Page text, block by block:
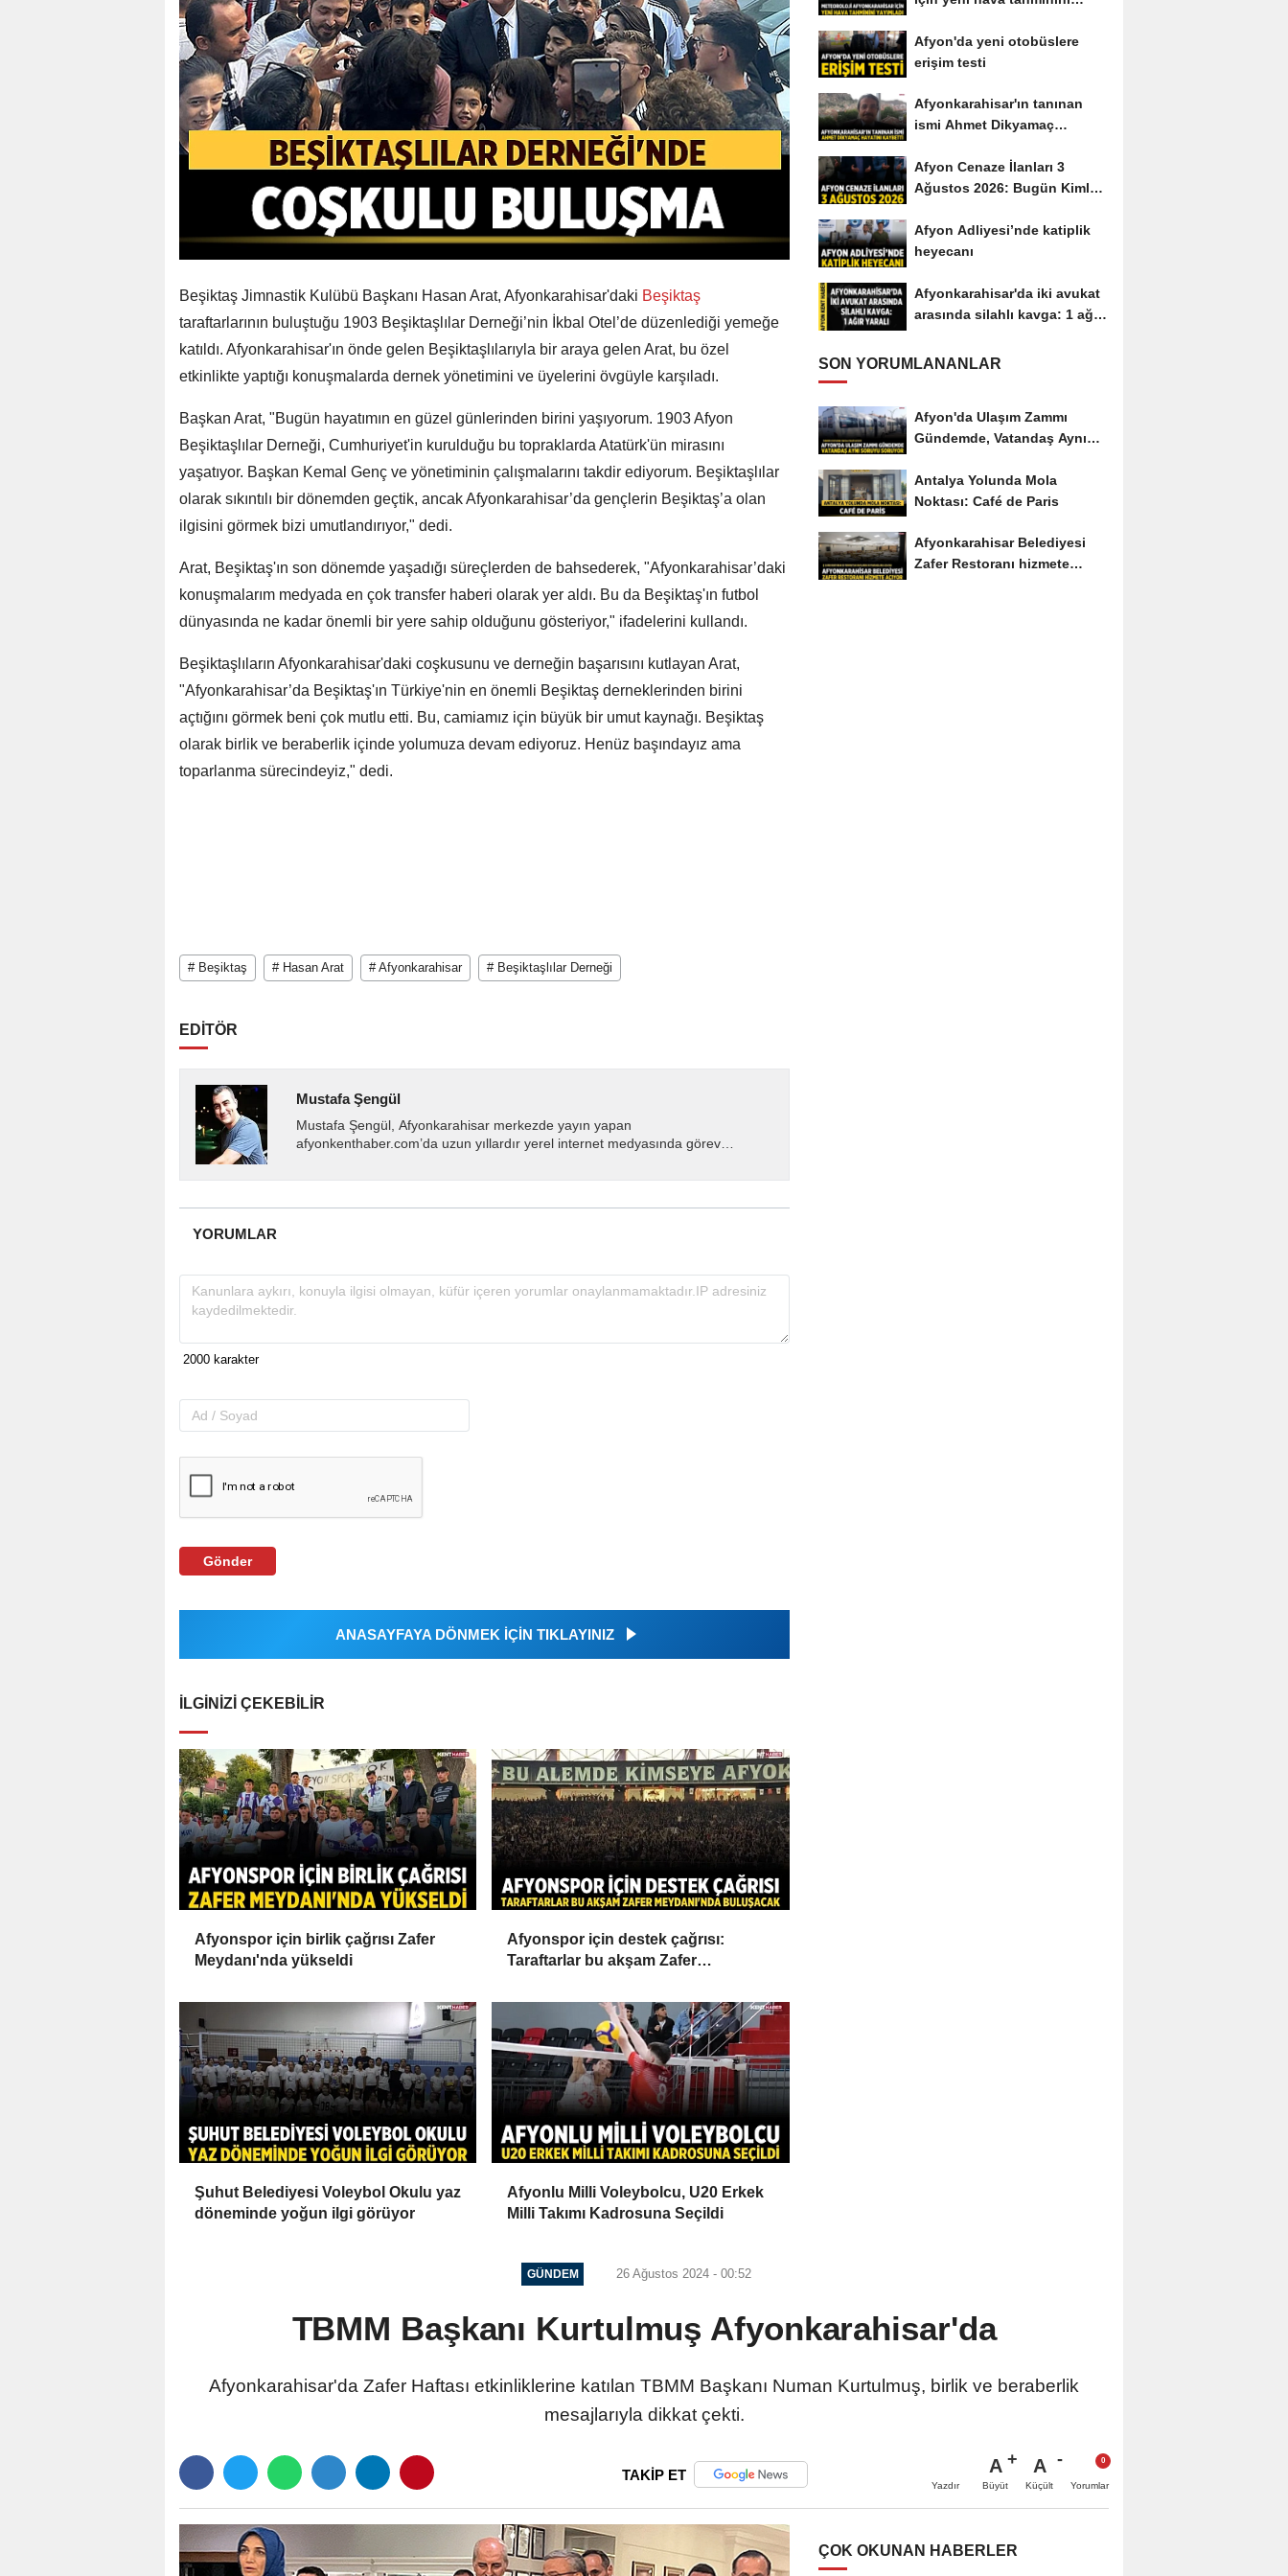
Beşiktaş Jimnastik Kulübü Başkanı Hasan Arat, Afyonkarahisar'daki Beşiktaş
taraftarlarının buluştuğu 1903 Beşiktaşlılar Derneği’nin İkbal Otel’de düzenlediği yemeğe
katıldı. Afyonkarahisar'ın önde gelen Beşiktaşlılarıyla bir araya gelen Arat, bu özel
etkinlikte yaptığı konuşmalarda dernek yönetimini ve üyelerini övgüyle karşıladı.
Başkan Arat, "Bugün hayatımın en güzel günlerinden birini yaşıyorum. 1903 Afyon
Beşiktaşlılar Derneği, Cumhuriyet'in kurulduğu bu topraklarda Atatürk'ün mirasını
yaşatıyor. Başkan Kemal Genç ve yönetiminin çalışmalarını takdir ediyorum. Beşiktaşlılar
olarak sıkıntılı bir dönemden geçtik, ancak Afyonkarahisar’da gençlerin Beşiktaş’a olan
ilgisini görmek bizi umutlandırıyor," dedi.
Arat, Beşiktaş'ın son dönemde yaşadığı süreçlerden de bahsederek, "Afyonkarahisar’daki
konuşmalarım medyada en çok transfer haberi olarak yer aldı. Bu da Beşiktaş'ın futbol
dünyasında ne kadar önemli bir yere sahip olduğunu gösteriyor," ifadelerini kullandı.
Beşiktaşlıların Afyonkarahisar'daki coşkusunu ve derneğin başarısını kutlayan Arat,
"Afyonkarahisar’da Beşiktaş'ın Türkiye'nin en önemli Beşiktaş derneklerinden birini
açtığını görmek beni çok mutlu etti. Bu, camiamız için büyük bir umut kaynağı. Beşiktaş
olarak birlik ve beraberlik içinde yolumuza devam ediyoruz. Henüz başındayız ama
toparlanma sürecindeyiz," dedi.
# Beşiktaş # Hasan Arat # Afyonkarahisar # Beşiktaşlılar Derneği
EDİTÖR
Mustafa Şengül
Mustafa Şengül, Afyonkarahisar merkezde yayın yapan
afyonkenthaber.com’da uzun yıllardır yerel internet medyasında görev
YORUMLAR
Gönder
ANASAYFAYA DÖNMEK İÇİN TIKLAYINIZ
İLGINIZI ÇEKEBILIR
Afyonspor için birlik çağrısı Zafer
Meydanı'nda yükseldi
Afyonspor için destek çağrısı:
Taraftarlar bu akşam Zafer
Şuhut Belediyesi Voleybol Okulu yaz
döneminde yoğun ilgi görüyor
Afyonlu Milli Voleybolcu, U20 Erkek
Milli Takımı Kadrosuna Seçildi
Afyon'da yeni otobüslere
erişim testi
Afyonkarahisar'ın tanınan
ismi Ahmet Dikyamaç
Afyon Cenaze İlanları 3
Ağustos 2026: Bugün Kimler
Afyon Adliyesi’nde katiplik
heyecanı
Afyonkarahisar'da iki avukat
arasında silahlı kavga: 1 ağır
SON YORUMLANANLAR
Afyon'da Ulaşım Zammı
Gündemde, Vatandaş Aynı
Antalya Yolunda Mola
Noktası: Café de Paris
Afyonkarahisar Belediyesi
Zafer Restoranı hizmete
GÜNDEM 26 Ağustos 2024 - 00:52
TBMM Başkanı Kurtulmuş Afyonkarahisar'da
Afyonkarahisar'da Zafer Haftası etkinliklerine katılan TBMM Başkanı Numan Kurtulmuş, birlik ve beraberlik
mesajlarıyla dikkat çekti.
TAKİP ET
Yazdır
A
Büyüt
A
Küçült Yorumlar
ÇOK OKUNAN HABERLER